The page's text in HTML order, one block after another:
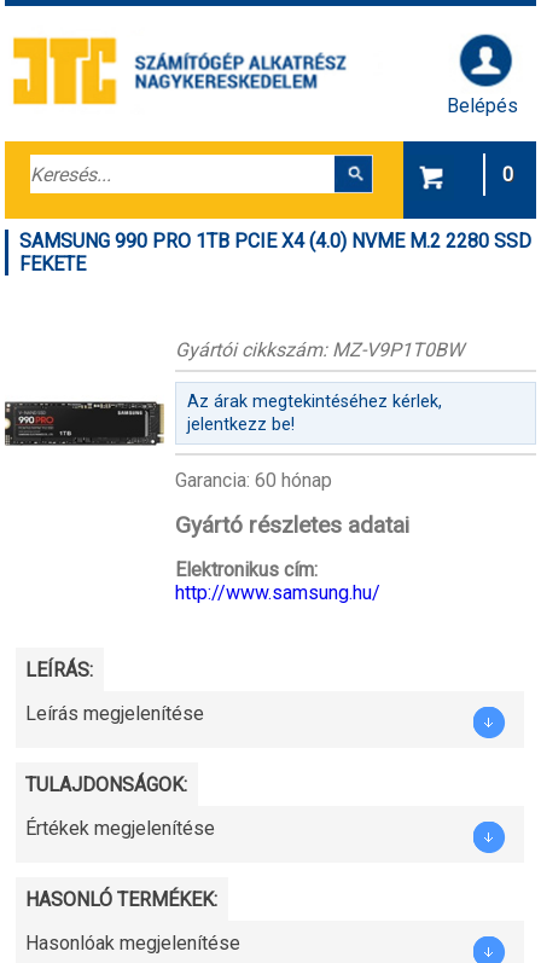
Belépés
0
SAMSUNG 990 PRO 1TB PCIE X4 (4.0) NVME M.2 2280 SSD
FEKETE
Gyártói cikkszám: MZ-V9P1T0BW
Az árak megtekintéséhez kérlek,
jelentkezz be!
Garancia: 60 hónap
Gyártó részletes adatai
Elektronikus cím:
http://www.samsung.hu/
LEÍRÁS:
Leírás megjelenítése
TULAJDONSÁGOK:
Értékek megjelenítése
HASONLÓ TERMÉKEK:
Hasonlóak megjelenítése